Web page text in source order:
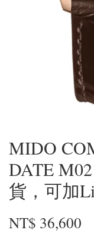
MIDO
DATE
貨，可加
NT$ 36,600